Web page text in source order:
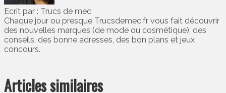
Ecrit par : Trucs de mec
Chaque jour ou presque Trucsdemec.fr vous fait découvrir
des nouvelles marques (de mode ou cosmétique), des
conseils, des bonne adresses, des bon plans et jeux
concours.
Articles similaires